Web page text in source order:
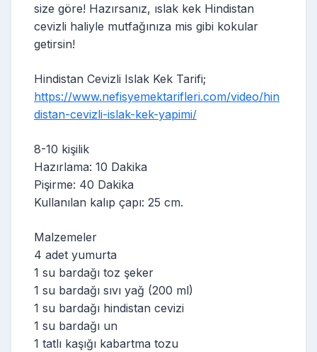
size göre! Hazırsanız, ıslak kek Hindistan
cevizli haliyle mutfağınıza mis gibi kokular
getirsin!
Hindistan Cevizli Islak Kek Tarifi;
https://www.nefisyemektarifleri.com/video/hin
distan-cevizli-islak-kek-yapimi/
8-10 kişilik
Hazırlama: 10 Dakika
Pişirme: 40 Dakika
Kullanılan kalıp çapı: 25 cm.
Malzemeler
4 adet yumurta
1 su bardağı toz şeker
1 su bardağı sıvı yağ (200 ml)
1 su bardağı hindistan cevizi
1 su bardağı un
1 tatlı kaşığı kabartma tozu